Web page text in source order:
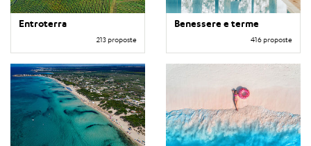
Entroterra
213 proposte
Benessere e terme
416 proposte